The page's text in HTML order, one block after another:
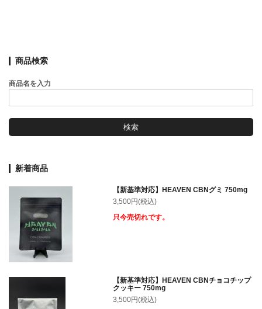
商品検索
商品名を入力
新着商品
【新基準対応】HEAVEN CBNグミ 750mg
3,500円(税込)
只今売切れです。
【新基準対応】HEAVEN CBNチョコチップ
クッキー 750mg
3,500円(税込)